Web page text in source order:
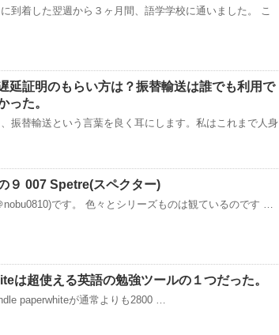
到着した翌週から３ヶ月間、語学学校に通いました。 こ
延証明のもらい方は？振替輸送は誰でも利用で
った。
振替輸送という言葉を良く耳にします。私はこれまで人身
９ 007 Spetre(スペクター)
です。 色々とシリーズものは観ているのです …
は超使える英語の勉強ツールの１つだった。
paperwhiteが通常よりも2800 …